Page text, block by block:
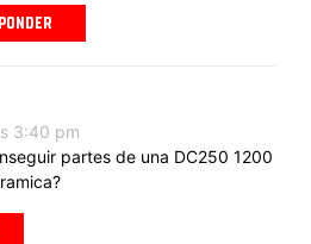
3:40 pm
partes de una DC250 1200